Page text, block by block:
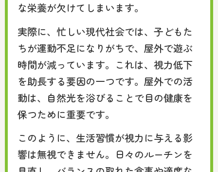
な栄養が欠けてしまいます。
実際に、忙しい現代社会では、子どもた
ちが運動不足になりがちで、屋外で遊ぶ
時間が減っています。これは、視力低下
を助長する要因の一つです。屋外での活
動は、自然光を浴びることで目の健康を
保つために重要です。
このように、生活習慣が視力に与える影
響は無視できません。日々のルーチンを